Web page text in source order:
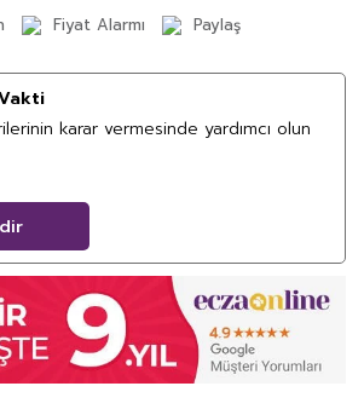
Fiyat Alarmı Paylaş
karar vermesinde yardımcı olun